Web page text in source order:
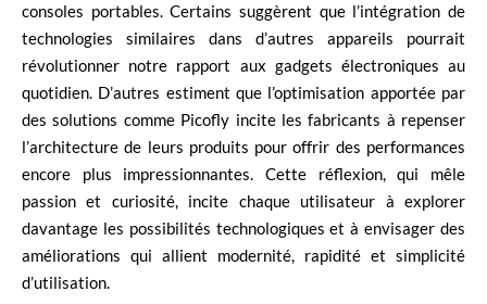
consoles portables. Certains suggèrent que l’intégration de
technologies similaires dans d’autres appareils pourrait
révolutionner notre rapport aux gadgets électroniques au
quotidien. D’autres estiment que l’optimisation apportée par
des solutions comme Picofly incite les fabricants à repenser
l’architecture de leurs produits pour offrir des performances
encore plus impressionnantes. Cette réflexion, qui mêle
passion et curiosité, incite chaque utilisateur à explorer
davantage les possibilités technologiques et à envisager des
améliorations qui allient modernité, rapidité et simplicité
d’utilisation.